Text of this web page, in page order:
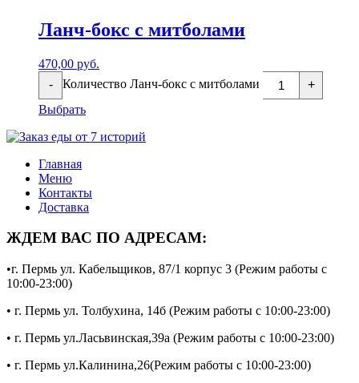
Ланч-бокс с митболами
470,00 руб.
-
Количество Ланч-бокс с митболами
+
Выбрать
Главная
Меню
Контакты
Доставка
ЖДЕМ ВАС ПО АДРЕСАМ:
•г. Пермь ул. Кабельщиков, 87/1 корпус 3 (Режим работы с
10:00-23:00)
• г. Пермь ул. Толбухина, 14б (Режим работы с 10:00-23:00)
• г. Пермь ул.Ласьвинская,39а (Режим работы с 10:00-23:00)
• г. Пермь ул.Калинина,26(Режим работы с 10:00-23:00)